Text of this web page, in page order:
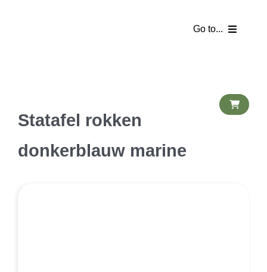
Go to...
Statafel rokken
donkerblauw marine